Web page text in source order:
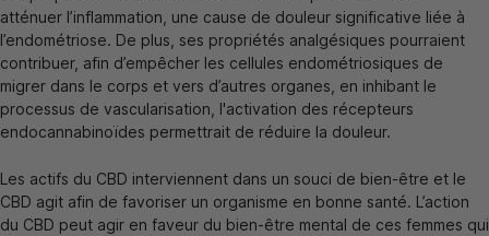
atténuer l’inflammation, une cause de douleur significative liée à
l’endométriose. De plus, ses propriétés analgésiques pourraient
contribuer, afin d’empêcher les cellules endométriosiques de
migrer dans le corps et vers d’autres organes, en inhibant le
processus de vascularisation, l'activation des récepteurs
endocannabinoïdes permettrait de réduire la douleur.
Les actifs du CBD interviennent dans un souci de bien-être et le
CBD agit afin de favoriser un organisme en bonne santé. L’action
du CBD peut agir en faveur du bien-être mental de ces femmes qui